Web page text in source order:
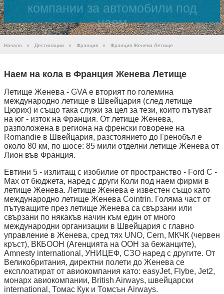
компании за автомобили под
наем
Начало » Дестинации » Франция » Франция Женева Летище
Наем на кола в Франция Женева Летище
Летище Женева - GVA е вторият по големина
международно летище в Швейцария (след летище
Цюрих) и също така служи за цел за тези, които пътуват
на юг - изток на Франция. От летище Женева,
разположена в региона на френски говорене на
Romandie в Швейцария, разстоянието до Гренобъл е
около 80 км, по шосе: 85 мили отделни летище Женева от
Лион във Франция.
Евтини 5 - излитащ с изобилие от пространство - Ford C -
Max от бюджета, наред с други Коли под наем фирми в
летище Женева. Летище Женева е известен също като
международно летище Женева Cointrin. Голяма част от
пътуващите през летище Женева са свързани или
свързани по някакъв начин към един от много
международни организации в Швейцария с главно
управление в Женева, сред тях UNO, Cern, МКЧК (червен
кръст), ВКБООН (Агенцията на ООН за бежанците),
Amnesty international, УНИЦЕФ, СЗО наред с другите. От
Великобритания, директни полети до Женева се
експлоатират от авиокомпания като: easyJet, Flybe, Jet2,
монарх авиокомпании, British Airways, швейцарски
international, Томас Кук и Томсън Airways.